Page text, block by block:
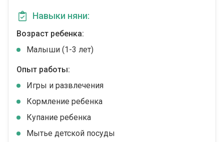
Навыки няни:
Возраст ребенка:
Малыши (1-3 лет)
Опыт работы:
Игры и развлечения
Кормление ребенка
Купание ребенка
Мытье детской посуды